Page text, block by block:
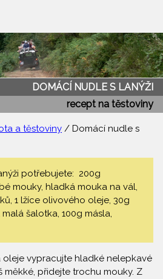
DOMÁCÍ NUDLE S LANÝŽI
recept na těstoviny
a těstoviny / Domácí nudle s
potřebujete: 200g
mouky, hladká mouka na vál,
1 lžíce olivového oleje, 30g
šalotka, 100g másla,
oleje vypracujte hladké nelepkavé
měkké, přidejte trochu mouky. Z